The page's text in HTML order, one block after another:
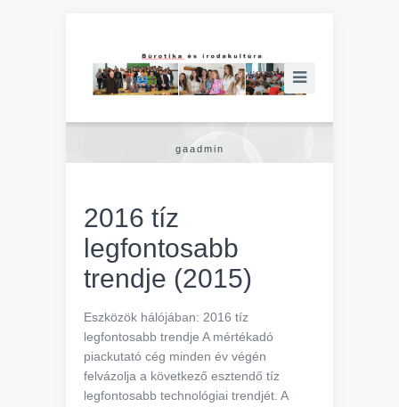
gaadmin
2016 tíz
legfontosabb
trendje (2015)
Eszközök hálójában: 2016 tíz
legfontosabb trendje A mértékadó
piackutató cég minden év végén
felvázolja a következő esztendő tíz
legfontosabb technológiai trendjét. A